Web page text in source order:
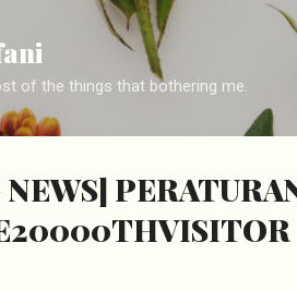
Skip to main
of the things that bothering me.